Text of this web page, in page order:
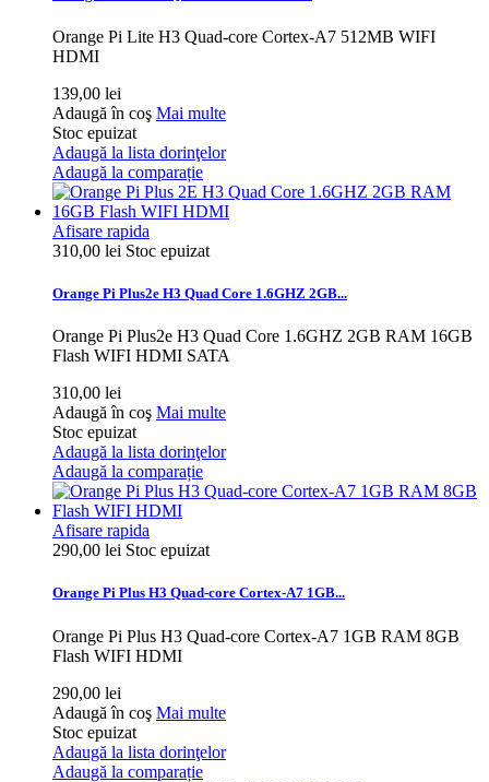
Orange Pi Lite H3 Quad-core Cortex-A7 512MB WIFI
HDMI
139,00 lei
Adaugă în coş Mai multe
Stoc epuizat
Adaugă la lista dorinţelor
Adaugă la comparație
Afisare rapida
310,00 lei Stoc epuizat
Orange Pi Plus2e H3 Quad Core 1.6GHZ 2GB...
Orange Pi Plus2e H3 Quad Core 1.6GHZ 2GB RAM 16GB
Flash WIFI HDMI SATA
310,00 lei
Adaugă în coş Mai multe
Stoc epuizat
Adaugă la lista dorinţelor
Adaugă la comparație
Afisare rapida
290,00 lei Stoc epuizat
Orange Pi Plus H3 Quad-core Cortex-A7 1GB...
Orange Pi Plus H3 Quad-core Cortex-A7 1GB RAM 8GB
Flash WIFI HDMI
290,00 lei
Adaugă în coş Mai multe
Stoc epuizat
Adaugă la lista dorinţelor
Adaugă la comparație